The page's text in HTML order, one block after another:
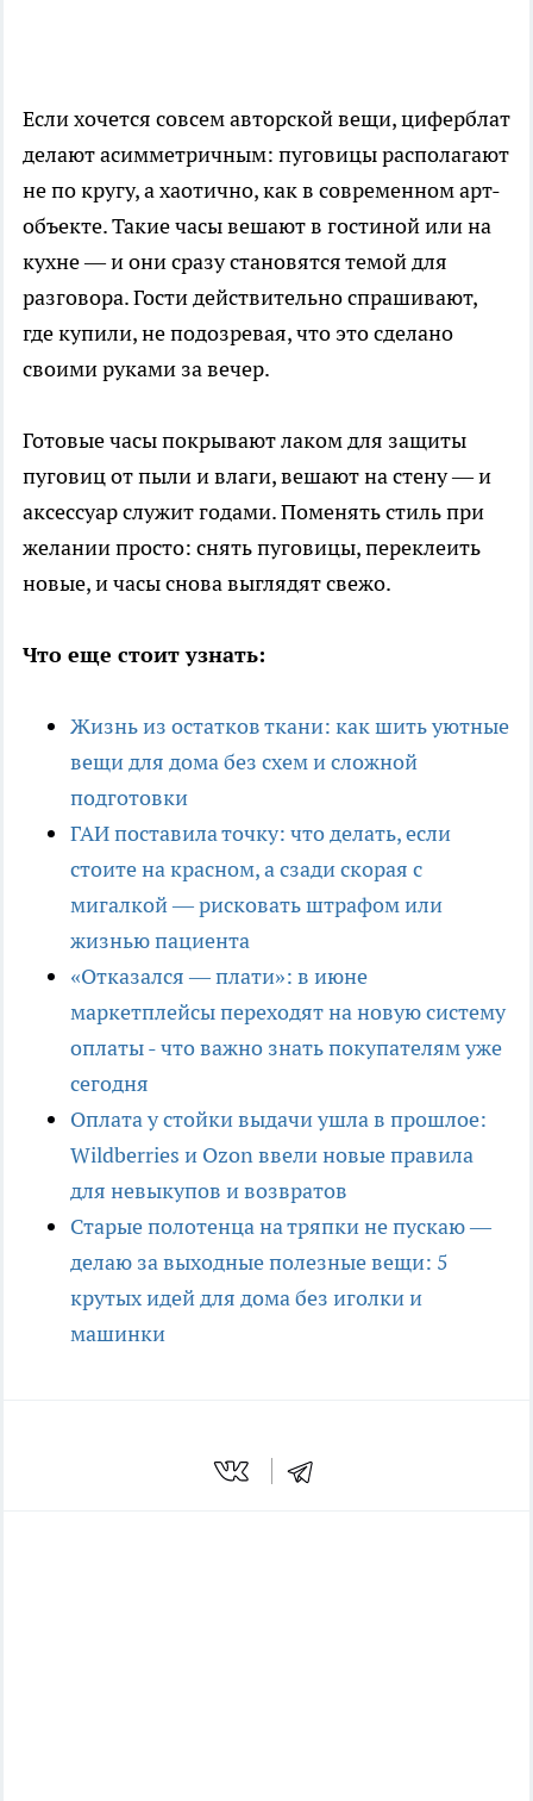
Если хочется совсем авторской вещи, циферблат
делают асимметричным: пуговицы располагают
не по кругу, а хаотично, как в современном арт-
объекте. Такие часы вешают в гостиной или на
кухне — и они сразу становятся темой для
разговора. Гости действительно спрашивают,
где купили, не подозревая, что это сделано
своими руками за вечер.
Готовые часы покрывают лаком для защиты
пуговиц от пыли и влаги, вешают на стену — и
аксессуар служит годами. Поменять стиль при
желании просто: снять пуговицы, переклеить
новые, и часы снова выглядят свежо.
Что еще стоит узнать:
Жизнь из остатков ткани: как шить уютные
вещи для дома без схем и сложной
подготовки
ГАИ поставила точку: что делать, если
стоите на красном, а сзади скорая с
мигалкой — рисковать штрафом или
жизнью пациента
«Отказался — плати»: в июне
маркетплейсы переходят на новую систему
оплаты - что важно знать покупателям уже
сегодня
Оплата у стойки выдачи ушла в прошлое:
Wildberries и Ozon ввели новые правила
для невыкупов и возвратов
Старые полотенца на тряпки не пускаю —
делаю за выходные полезные вещи: 5
крутых идей для дома без иголки и
машинки